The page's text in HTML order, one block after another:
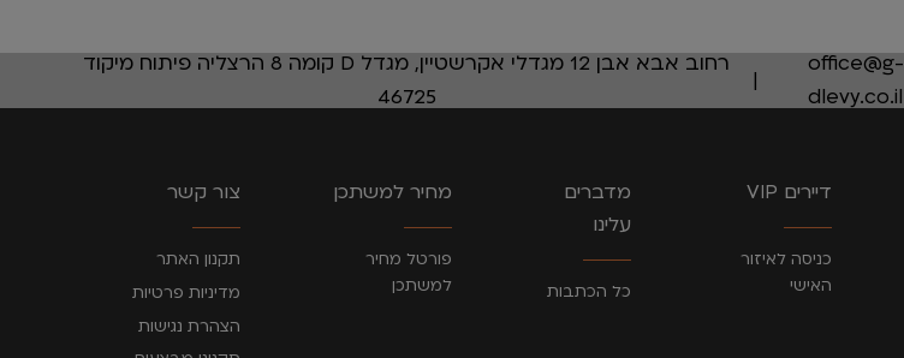
office@g-
dlevy.co.il
רחוב אבא אבן 12 מגדלי אקרשטיין, מגדל D קומה 8 הרצליה פיתוח מיקוד
46725
דיירים VIP
כניסה לאיזור
האישי
מדברים
עלינו
כל הכתבות
מחיר למשתכן
פורטל מחיר
למשתכן
צור קשר
תקנון האתר
מדיניות פרטיות
הצהרת נגישות